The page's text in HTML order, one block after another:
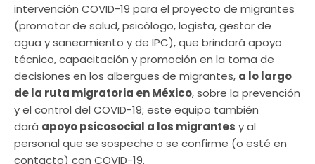
intervención COVID-19 para el proyecto de migrantes
(promotor de salud, psicólogo, logista, gestor de
agua y saneamiento y de IPC), que brindará apoyo
técnico, capacitación y promoción en la toma de
decisiones en los albergues de migrantes, a lo largo
de la ruta migratoria en México, sobre la prevención
y el control del COVID-19; este equipo también
dará apoyo psicosocial a los migrantes y al
personal que se sospeche o se confirme (o esté en
contacto) con COVID-19.